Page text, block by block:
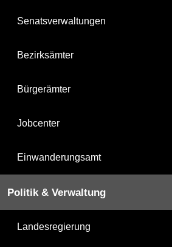
Senatsverwaltungen
Bezirksämter
Bürgerämter
Jobcenter
Einwanderungsamt
Politik & Verwaltung
Landesregierung